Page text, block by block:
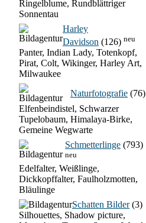
Ringelblume, Rundblättriger
Sonnentau
Harley
Davidson (126) neu
Panter, Indian Lady, Totenkopf,
Pirat, Colt, Wikinger, Harley Art,
Milwaukee
Naturfotografie (76)
Elfenbeindistel, Schwarzer
Tupelobaum, Himalaya-Birke,
Gemeine Wegwarte
Schmetterlinge (793)
neu
Edelfalter, Weißlinge,
Dickkopffalter, Faulholzmotten,
Bläulinge
Schatten Bilder(3)
Silhouettes, Shadow picture,